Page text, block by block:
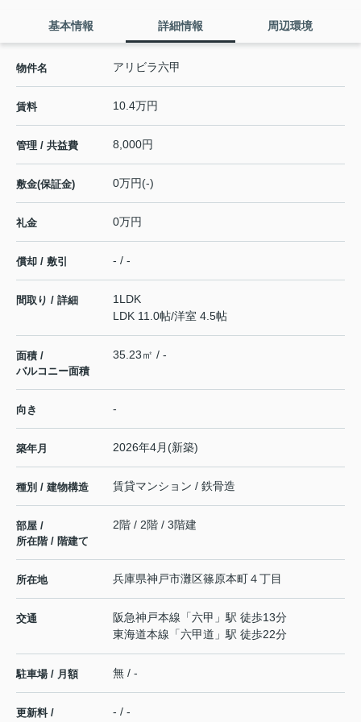
基本情報 詳細情報 周辺環境
物件名 アリビラ六甲
賃料 10.4万円
管理 / 共益費 8,000円
敷金(保証金) 0万円(-)
礼金 0万円
償却 / 敷引 - / -
間取り / 詳細
1LDK
LDK 11.0帖/洋室 4.5帖
面積 /
バルコニー面積
35.23㎡ / -
向き -
築年月 2026年4月(新築)
種別 / 建物構造 賃貸マンション / 鉄骨造
部屋 /
所在階 / 階建て
2階 / 2階 / 3階建
所在地 兵庫県神戸市灘区篠原本町４丁目
交通 阪急神戸本線 「六甲 」駅 徒歩13分
東海道本線 「六甲道 」駅 徒歩22分
駐車場 / 月額 無 / -
更新料 / - / -